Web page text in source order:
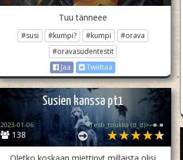
Tuu tänneee
#susi #kumpi? #kumpi
#orava
#oravasudentestit
Jaa
Twiittaa
Susien kanssa pt1
138
2023-01-06 Testi_toukka (⁠ಠ⁠_⁠ಠ⁠)⁠>⁠⌐⁠■⁠-⁠■